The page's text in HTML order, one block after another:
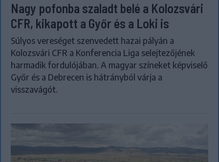
Nagy pofonba szaladt belé a Kolozsvári
CFR, kikapott a Győr és a Loki is
Súlyos vereséget szenvedett hazai pályán a
Kolozsvári CFR a Konferencia Liga selejtezőjének
harmadik fordulójában. A magyar színeket képviselő
Győr és a Debrecen is hátrányból várja a
visszavágót.